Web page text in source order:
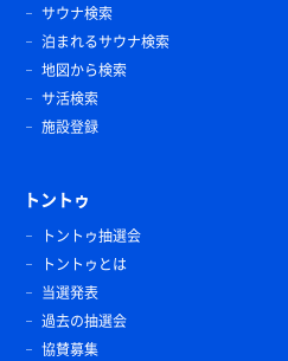
サウナ検索
泊まれるサウナ検索
地図から検索
サ活検索
施設登録
トントゥ
トントゥ抽選会
トントゥとは
当選発表
過去の抽選会
協賛募集